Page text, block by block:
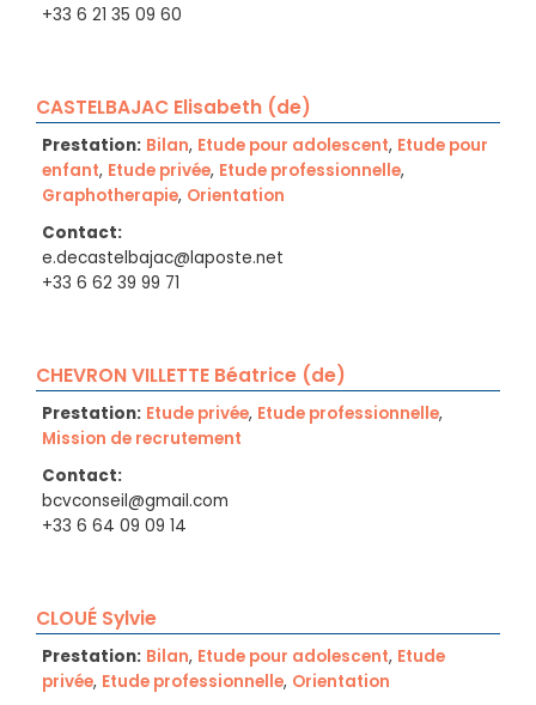
+33 6 21 35 09 60
CASTELBAJAC Elisabeth (de)
Prestation: Bilan, Etude pour adolescent, Etude pour
enfant, Etude privée, Etude professionnelle,
Graphotherapie, Orientation
Contact:
e.decastelbajac@laposte.net
+33 6 62 39 99 71
CHEVRON VILLETTE Béatrice (de)
Prestation: Etude privée, Etude professionnelle,
Mission de recrutement
Contact:
bcvconseil@gmail.com
+33 6 64 09 09 14
CLOUÉ Sylvie
Prestation: Bilan, Etude pour adolescent, Etude
privée, Etude professionnelle, Orientation